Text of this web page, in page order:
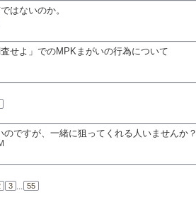
はないのか。
せよ」でのMPKまがいの行為について
ですが、一緒に狙ってくれる人いませんか？
3 ... 55